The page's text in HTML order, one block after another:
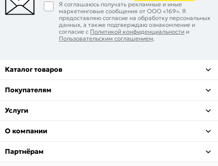
Я соглашаюсь получать рекламные и иные
маркетинговые сообщения от ООО «169». Я
предоставляю согласие на обработку персональных
данных, а также подтверждаю ознакомление и
согласие с Политикой конфиденциальности и
Пользовательским соглашением.
Каталог товаров
Покупателям
Услуги
О компании
Партнёрам